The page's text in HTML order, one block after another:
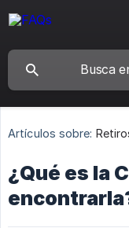
Artículos sobre:
¿Qué es la